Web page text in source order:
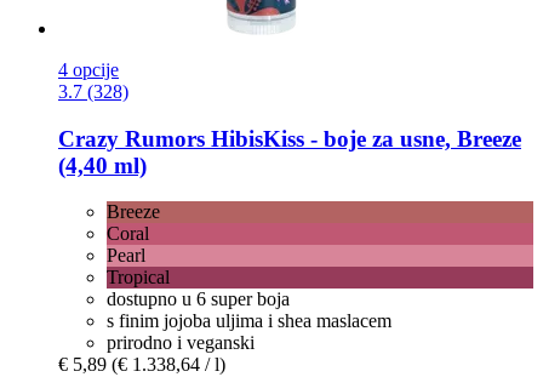
4 opcije
3.7 (328)
Crazy Rumors HibisKiss -​ boje za usne, Breeze
(4,40 ml)
Breeze
Coral
Pearl
Tropical
dostupno u 6 super boja
s finim jojoba uljima i shea maslacem
prirodno i veganski
€ 5,89 (€ 1.338,64 / l)